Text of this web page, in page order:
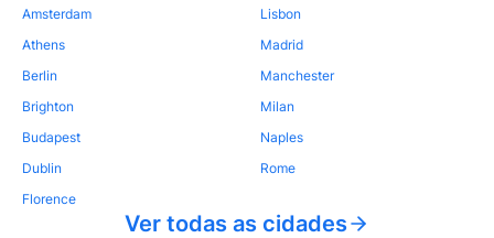
Amsterdam
Athens
Berlin
Brighton
Budapest
Dublin
Florence
Lisbon
Madrid
Manchester
Milan
Naples
Rome
Ver todas as cidades